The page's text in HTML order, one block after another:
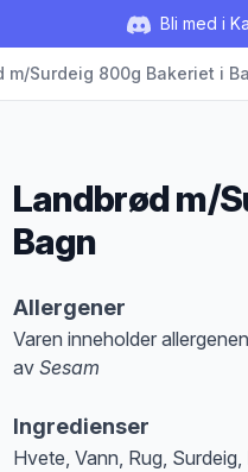
Bli med i
m/Surdeig 800g Bakeriet i
Landbrød m/
Bagn
Allergener
Varen inneholder
av Sesam
Ingredienser
Hvete, Vann, Rug,